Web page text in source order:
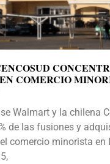
COMERCIO
Walmart y la chilena
de las fusiones y
comercio minorista en